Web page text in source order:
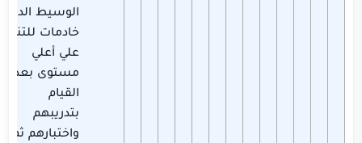
الوسيط الدولي
خادمات للتنازل
علي أعلي
مستوى بعد
القيام
بتدريبهم
واختبارهم ثم